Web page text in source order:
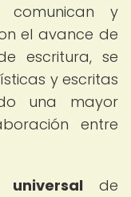
y
el avance de
escritura, se
y escritas
una mayor
entre
de